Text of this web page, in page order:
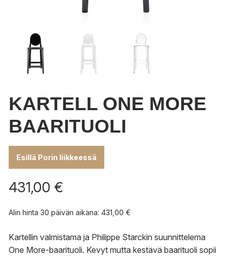
KARTELL ONE MORE
BAARITUOLI
Esillä Porin liikkeessä
431,00 €
Alin hinta 30 päivän aikana: 431,00 €
Kartellin valmistama ja Philippe Starckin suunnittelema
One More-baarituoli. Kevyt mutta kestävä baarituoli sopii